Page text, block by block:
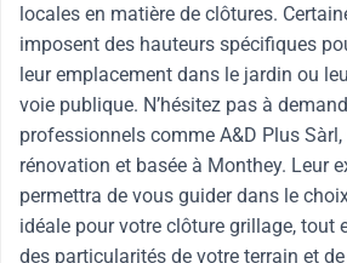
locales en matière de clôtures.
imposent des hauteurs spécifiques
leur emplacement dans le jardin ou
voie publique. N’hésitez pas à
professionnels comme A&D Plus
rénovation et basée à Monthey. Leur
permettra de vous guider dans le
idéale pour votre clôture grillage, tout
des particularités de votre terrain et